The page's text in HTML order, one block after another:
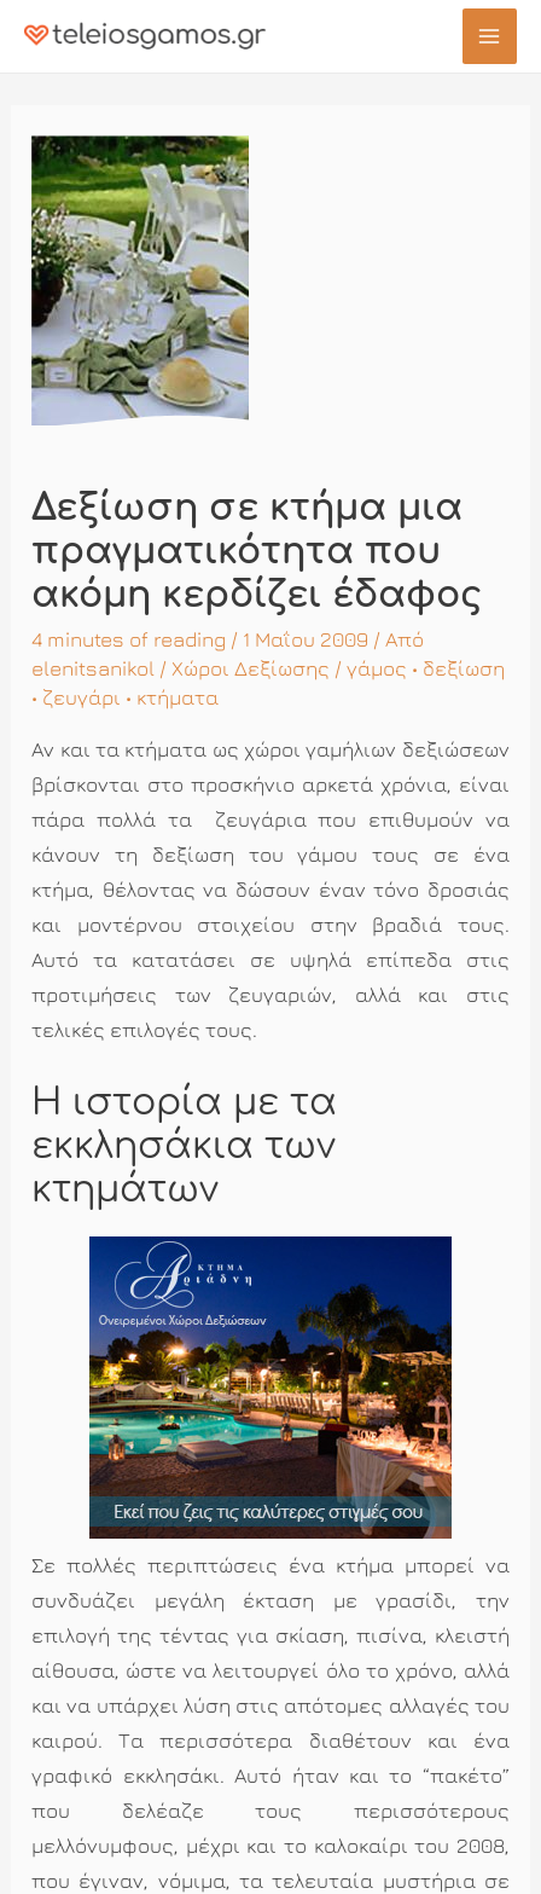
Μετάβαση
στο
Δεξίωση σε κτήμα μια
πραγματικότητα που
ακόμη κερδίζει έδαφος
4 minutes of reading / 1 Μαΐου 2009 / Από
elenitsanikol /Χώροι Δεξίωσης /γάμος • δεξίωση
• ζευγάρι • κτήματα
Αν και τα κτήματα ως χώροι γαμήλιων δεξιώσεων
βρίσκονται στο προσκήνιο αρκετά χρόνια, είναι
πάρα πολλά τα ζευγάρια που επιθυμούν να
κάνουν τη δεξίωση του γάμου τους σε ένα
κτήμα, θέλοντας να δώσουν έναν τόνο δροσιάς
και μοντέρνου στοιχείου στην βραδιά τους.
Αυτό τα κατατάσει σε υψηλά επίπεδα στις
προτιμήσεις των ζευγαριών, αλλά και στις
τελικές επιλογές τους.
Η ιστορία με τα
εκκλησάκια των
κτημάτων
Σε πολλές περιπτώσεις ένα κτήμα μπορεί να
συνδυάζει μεγάλη έκταση με γρασίδι, την
επιλογή της τέντας για σκίαση, πισίνα, κλειστή
αίθουσα, ώστε να λειτουργεί όλο το χρόνο, αλλά
και να υπάρχει λύση στις απότομες αλλαγές του
καιρού. Τα περισσότερα διαθέτουν και ένα
γραφικό εκκλησάκι. Αυτό ήταν και το “πακέτο”
που δελέαζε τους περισσότερους
μελλόνυμφους, μέχρι και το καλοκαίρι του 2008,
που έγιναν, νόμιμα, τα τελευταία μυστήρια σε